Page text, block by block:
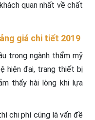
quan nhất về chất
giá chi tiết 2019
trong ngành thẩm mỹ
hiện đại, trang thiết bị
thấy hài lòng khi lựa
chi phí cũng là vấn đề